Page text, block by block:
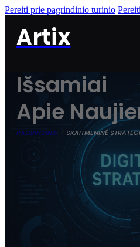
Pereiti prie pagrindinio turinio
Artix
Išsamiai
Apie
PAGRINDINIS SKAITMENINĖ